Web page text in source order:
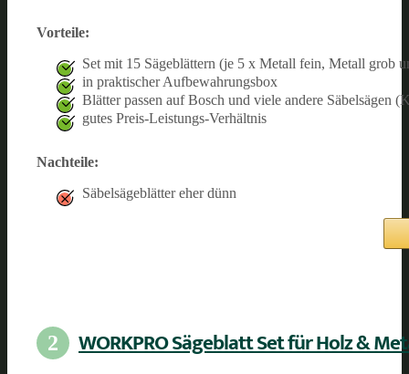
Vorteile:
Set mit 15 Sägeblättern (je 5 x Metall fein, Metall grob
in praktischer Aufbewahrungsbox
Blätter passen auf Bosch und viele andere Säbelsägen
gutes Preis-Leistungs-Verhältnis
Nachteile:
Säbelsägeblätter eher dünn
2 WORKPRO Sägeblatt Set für Holz &